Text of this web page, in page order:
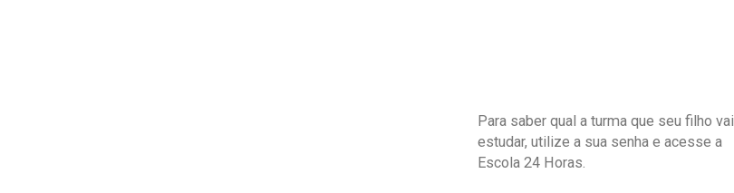
Para saber qual a turma que seu filho vai
estudar, utilize a sua senha e acesse a
Escola 24 Horas.